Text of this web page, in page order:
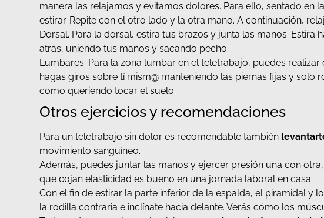
manera las relajamos y evitamos dolores. Para ello, sentado en
estirar. Repite con el otro lado y la otra mano. A continuación,
Dorsal. Para la dorsal, estira tus brazos y junta las manos.
atrás, uniendo tus manos y sacando pecho.
Lumbares. Para la zona lumbar en el teletrabajo, puedes
hagas giros sobre tí mism@ manteniendo las piernas fijas y
como queriendo tocar el suelo.
Otros ejercicios y recomendaciones
Para un teletrabajo sin dolor es recomendable también
movimiento sanguíneo.
Además, puedes juntar las manos y ejercer presión una con
que cojan elasticidad es bueno en una jornada laboral en casa.
Con el fin de estirar la parte inferior de la espalda, el piramidal y
la rodilla contraria e inclínate hacia delante. Verás cómo los